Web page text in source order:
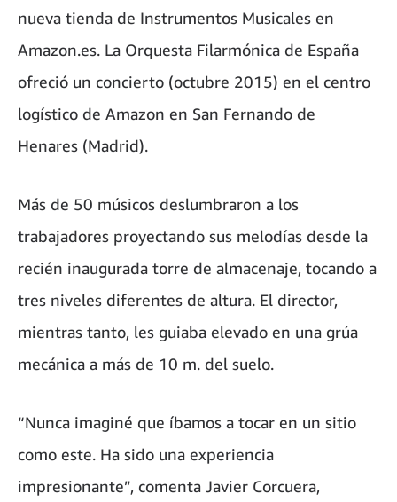
nueva tienda de Instrumentos Musicales en
Amazon.es. La Orquesta Filarmónica de España
ofreció un concierto (octubre 2015) en el centro
logístico de Amazon en San Fernando de
Henares (Madrid).
Más de 50 músicos deslumbraron a los
trabajadores proyectando sus melodías desde la
recién inaugurada torre de almacenaje, tocando a
tres niveles diferentes de altura. El director,
mientras tanto, les guiaba elevado en una grúa
mecánica a más de 10 m. del suelo.
“Nunca imaginé que íbamos a tocar en un sitio
como este. Ha sido una experiencia
impresionante”, comenta Javier Corcuera,